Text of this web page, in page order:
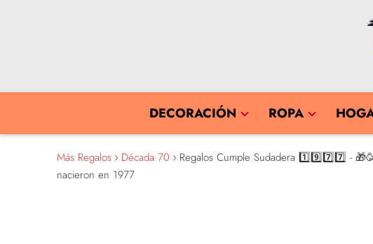
DECORACIÓN ROPA
Más Regalos Década 70
Regalos Cumple Sudadera 1️⃣9️⃣7️⃣7️⃣ -
nacieron en 1977